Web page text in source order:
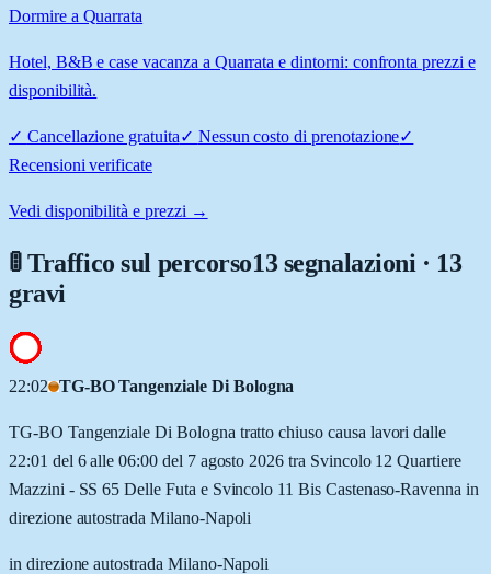
Dormire a Quarrata
Hotel, B&B e case vacanza a Quarrata e dintorni: confronta prezzi e
disponibilità.
✓ Cancellazione gratuita✓ Nessun costo di prenotazione✓
Recensioni verificate
Vedi disponibilità e prezzi →
🚦 Traffico sul percorso13 segnalazioni · 13
gravi
22:02 TG-BO Tangenziale Di Bologna
TG-BO Tangenziale Di Bologna tratto chiuso causa lavori dalle
22:01 del 6 alle 06:00 del 7 agosto 2026 tra Svincolo 12 Quartiere
Mazzini - SS 65 Delle Futa e Svincolo 11 Bis Castenaso-Ravenna in
direzione autostrada Milano-Napoli
in direzione autostrada Milano-Napoli